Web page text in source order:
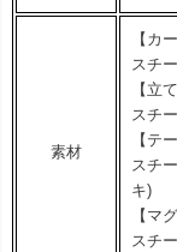
素材
【カ
スチ
【立
スチ
【テ
スチ
キ)
【マ
スチ